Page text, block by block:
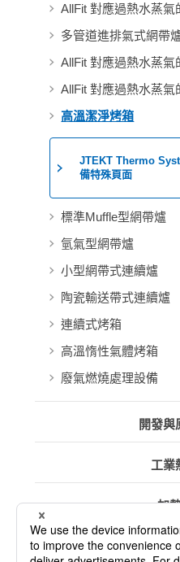
AllFit 對應過熱水蒸氣
多管道進排氣式網帶
AllFit 對應過熱水蒸氣
AllFit 對應過熱水蒸
高溫潔淨烤箱
JTEKT Thermo
備特殊頁面
標準Muffle型網帶爐
氫氣型網帶爐
小型網帶式連續爐
陶瓷輸送帶式連續爐
連續式烤箱
高溫惰性氣體烤箱
廢氣燃燒處理設備
開發與
工業
加